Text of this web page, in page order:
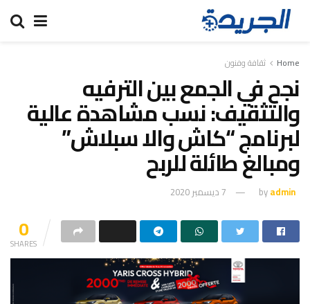
Home ثقافة وفنون
نجح في الجمع بین الترفیه
والتثقیف: نسب مشاھدة عالیة
لبرنامج “كاش والا سبلاش”
ومبالغ طائلة للربح
byadmin 7 ديسمبر 2020
0
SHARES